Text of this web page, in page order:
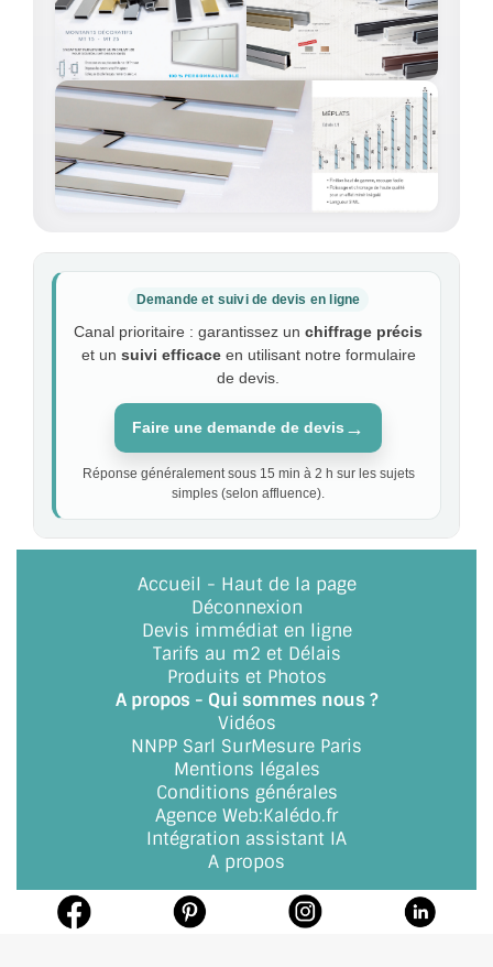
Demande et suivi de devis en ligne
Canal prioritaire : garantissez un chiffrage précis
et un suivi efficaceen utilisant notre formulaire
de devis.
Faire une demande de devis →
Réponse généralement sous 15 min à 2 h sur les sujets
simples (selon affluence).
Accueil - Haut de la page
Déconnexion
Devis immédiat en ligne
Tarifs au m2 et Délais
Produits et Photos
A propos - Qui sommes nous ?
Vidéos
NNPP Sarl SurMesure Paris
Mentions légales
Conditions générales
Agence Web:Kalédo.fr
Intégration assistant IA
A propos